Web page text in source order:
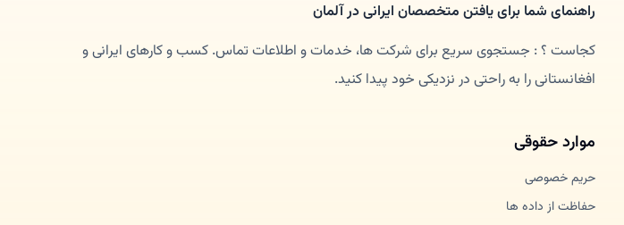
راهنمای شما برای یافتن متخصصان ایرانی در آلمان
کجاست ؟ : جستجوی سریع برای شرکت ها، خدمات و اطلاعات تماس. کسب و کارهای ایرانی و
افغانستانی را به راحتی در نزدیکی خود پیدا کنید.
موارد حقوقی
حریم خصوصی
حفاظت از داده ها